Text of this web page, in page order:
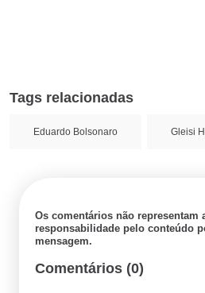
Tags relacionadas
Eduardo Bolsonaro Gleisi
Os comentários não representam
responsabilidade pelo conteúdo
mensagem.
Comentários (0)